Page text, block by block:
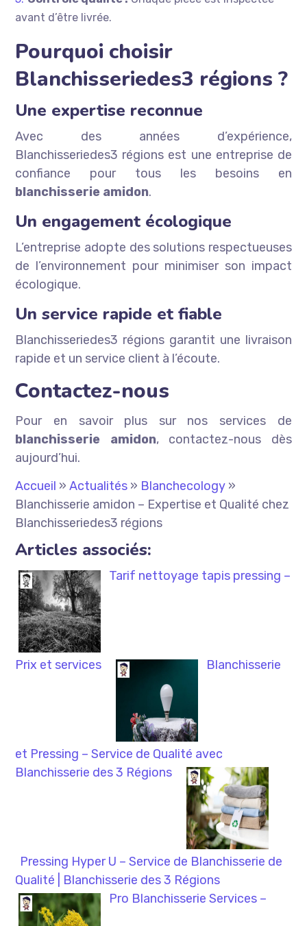
avant d’être livrée.
Pourquoi choisir
Blanchisseriedes3 régions ?
Une expertise reconnue
Avec des années d’expérience,
Blanchisseriedes3 régions est une entreprise de
confiance pour tous les besoins en
blanchisserie amidon.
Un engagement écologique
L’entreprise adopte des solutions respectueuses
de l’environnement pour minimiser son impact
écologique.
Un service rapide et fiable
Blanchisseriedes3 régions garantit une livraison
rapide et un service client à l’écoute.
Contactez-nous
Pour en savoir plus sur nos services de
blanchisserie amidon, contactez-nous dès
aujourd’hui.
Accueil »Actualités » Blanchecology »
Blanchisserie amidon – Expertise et Qualité chez
Blanchisseriedes3 régions
Articles associés:
Tarif nettoyage tapis pressing –
Prix et services Blanchisserie
et Pressing – Service de Qualité avec
Blanchisserie des 3 Régions
Pressing Hyper U – Service de Blanchisserie de
Qualité | Blanchisserie des 3 Régions
Pro Blanchisserie Services –